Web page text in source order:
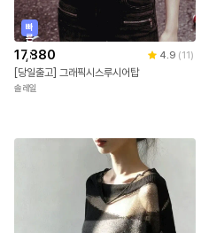
빠
른
출
발
17,880 4.9 (11)
[당일출고] 그래픽시스루시어탑
솔레일